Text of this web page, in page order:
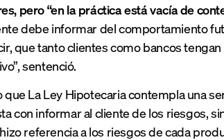
pero “en la práctica está vacía de
debe informar del comportamiento
que tanto clientes como bancos
sentenció.
que La Ley Hipotecaria contempla una
con informar al cliente de los riesgos,
referencia a los riesgos de cada